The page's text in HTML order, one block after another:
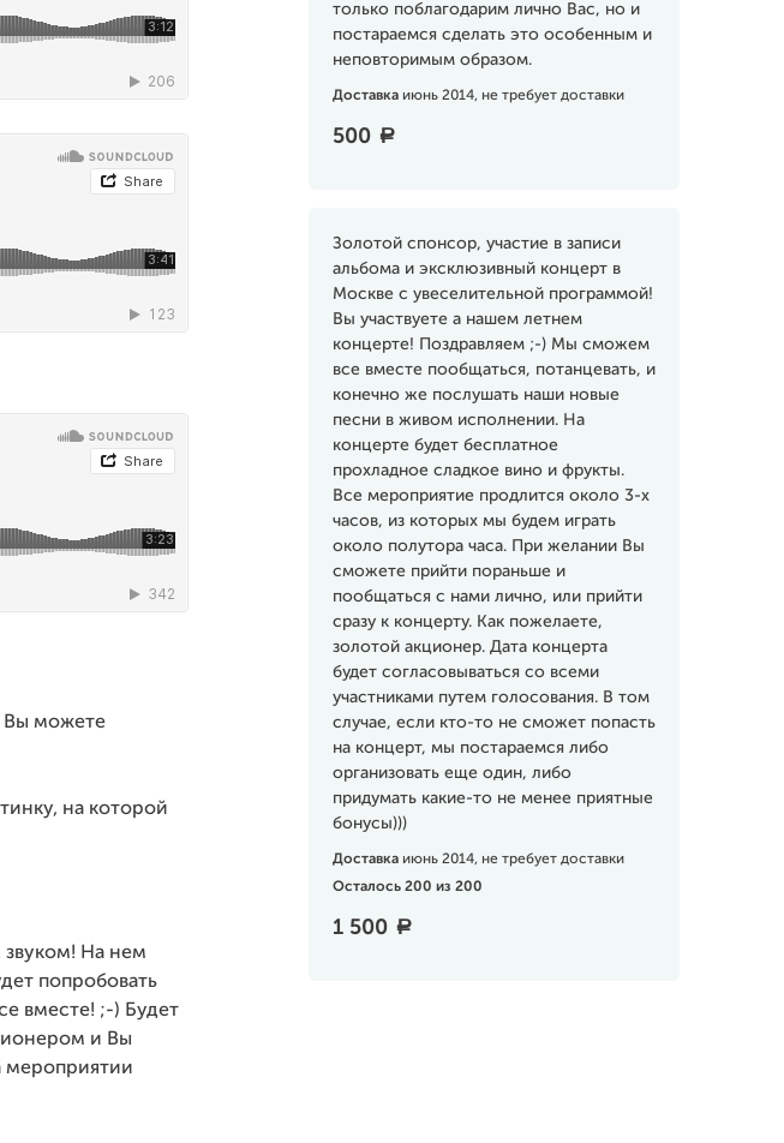
только поблагодарим лично Вас, но и
постараемся сделать это особенным и
неповторимым образом.
Доставка июнь 2014, не требует доставки
500 a
Золотой спонсор, участие в записи
альбома и эксклюзивный концерт в
Москве с увеселительной программой!
Вы участвуете а нашем летнем
концерте! Поздравляем ;-) Мы сможем
все вместе пообщаться, потанцевать, и
конечно же послушать наши новые
песни в живом исполнении. На
концерте будет бесплатное
прохладное сладкое вино и фрукты.
Все мероприятие продлится около 3-х
часов, из которых мы будем играть
около полутора часа. При желании Вы
сможете прийти пораньше и
пообщаться с нами лично, или прийти
сразу к концерту. Как пожелаете,
золотой акционер. Дата концерта
будет согласовываться со всеми
участниками путем голосования. В том
случае, если кто-то не сможет попасть
на концерт, мы постараемся либо
организовать еще один, либо
придумать какие-то не менее приятные
бонусы)))
Доставка июнь 2014, не требует доставки
Осталось 200 из 200
1 500 a
Вы можете
на которой
На нем
попробовать
вместе! ;-) Будет
и Вы
мероприятии